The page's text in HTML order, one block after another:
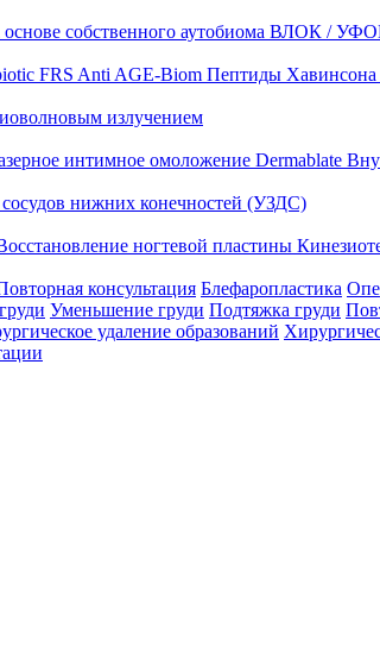
собственного аутобиома ВЛОК / УФОК
FRS Anti AGE-Biom Пептиды Хавинсона
излучением
интимное омоложение Dermablate
сосудов нижних конечностей (УЗДС)
ногтевой пластины
консультация Блефаропластика
Уменьшение груди Подтяжка груди
удаление образований